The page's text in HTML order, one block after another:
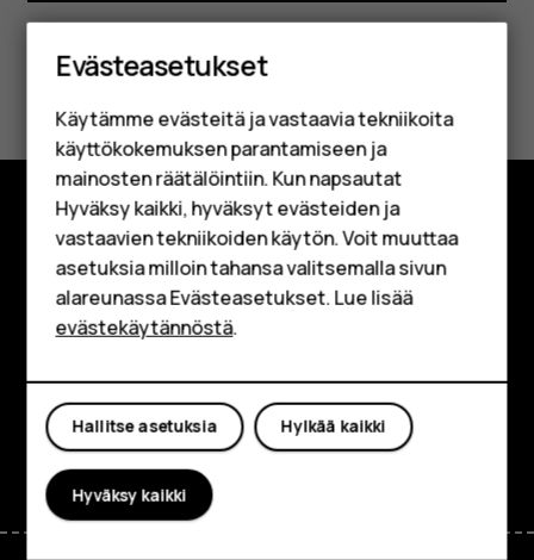
Älypuhelimet
Perinteiset puhelimet
Lisävarusteet
HMD Terra M
Yrityksille
Tabletit
Shop
Oliko tästä apua?
Kyllä Ei
Tutustu
Tietoa meistä
Planet and people
FacebookInstagram
TiktokYoutubeLinkedinDiscord
Evästeasetukset
Käytämme evästeitä ja vastaavia tekniikoita
käyttökokemuksen parantamiseen ja
mainosten räätälöintiin. Kun napsautat
Hyväksy kaikki, hyväksyt evästeiden ja
vastaavien tekniikoiden käytön. Voit muuttaa
asetuksia milloin tahansa valitsemalla sivun
alareunassa Evästeasetukset. Lue lisää
evästekäytännöstä.
Hylkää kaikki
Hallitse asetuksia
Hyväksy kaikki